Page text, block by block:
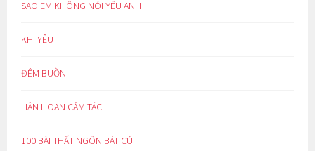
SAO EM KHÔNG NÓI YÊU ANH
KHI YÊU
ĐÊM BUỒN
HÂN HOAN CẢM TÁC
100 BÀI THẤT NGÔN BÁT CÚ